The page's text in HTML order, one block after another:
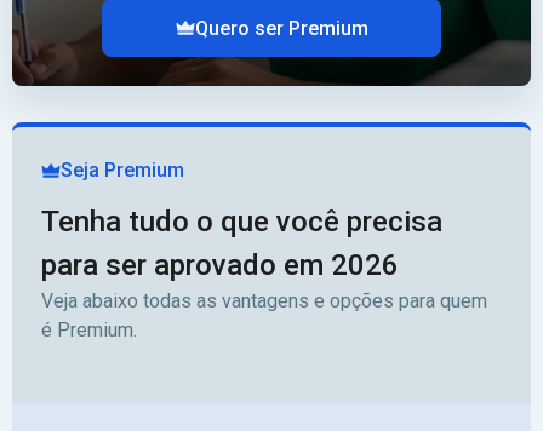
Quero ser Premium
Seja Premium
Tenha tudo o que você precisa
para ser aprovado em 2026
Veja abaixo todas as vantagens e opções para quem
é Premium.